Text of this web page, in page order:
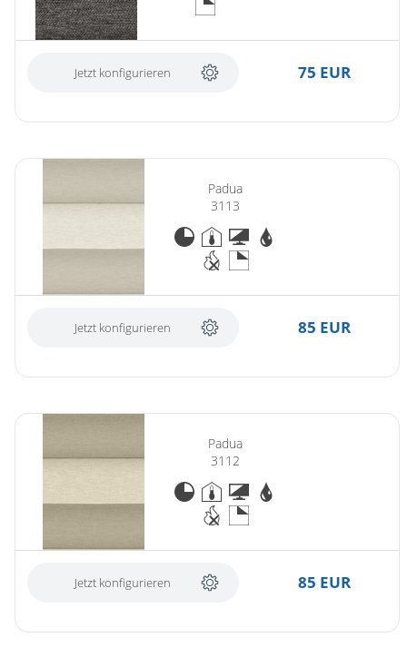
Jetzt konfigurieren 75 EUR
Padua
3113
Jetzt konfigurieren 85 EUR
Padua
3112
Jetzt konfigurieren 85 EUR